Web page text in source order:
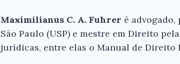
Maximilianus C. A. Fuhrer é
São Paulo (USP) e mestre em Direito
jurídicas, entre elas o Manual de Direito